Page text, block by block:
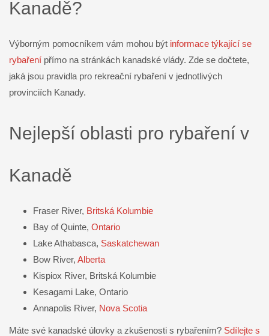
Kanadě?
Výborným pomocníkem vám mohou být informace týkající se
rybaření přímo na stránkách kanadské vlády. Zde se dočtete,
jaká jsou pravidla pro rekreační rybaření v jednotlivých
provinciích Kanady.
Nejlepší oblasti pro rybaření v
Kanadě
Fraser River, Britská Kolumbie
Bay of Quinte, Ontario
Lake Athabasca, Saskatchewan
Bow River, Alberta
Kispiox River, Britská Kolumbie
Kesagami Lake, Ontario
Annapolis River, Nova Scotia
Máte své kanadské úlovky a zkušenosti s rybařením? Sdílejte s